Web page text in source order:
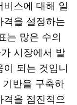
비스에 대해 일
격을 설정하는
는 많은 수의
시장에서 발
되는 것입니
반을 구축하
격을 점진적으